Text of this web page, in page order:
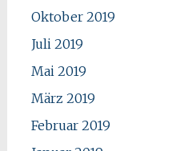
Oktober 2019
Juli 2019
Mai 2019
März 2019
Februar 2019